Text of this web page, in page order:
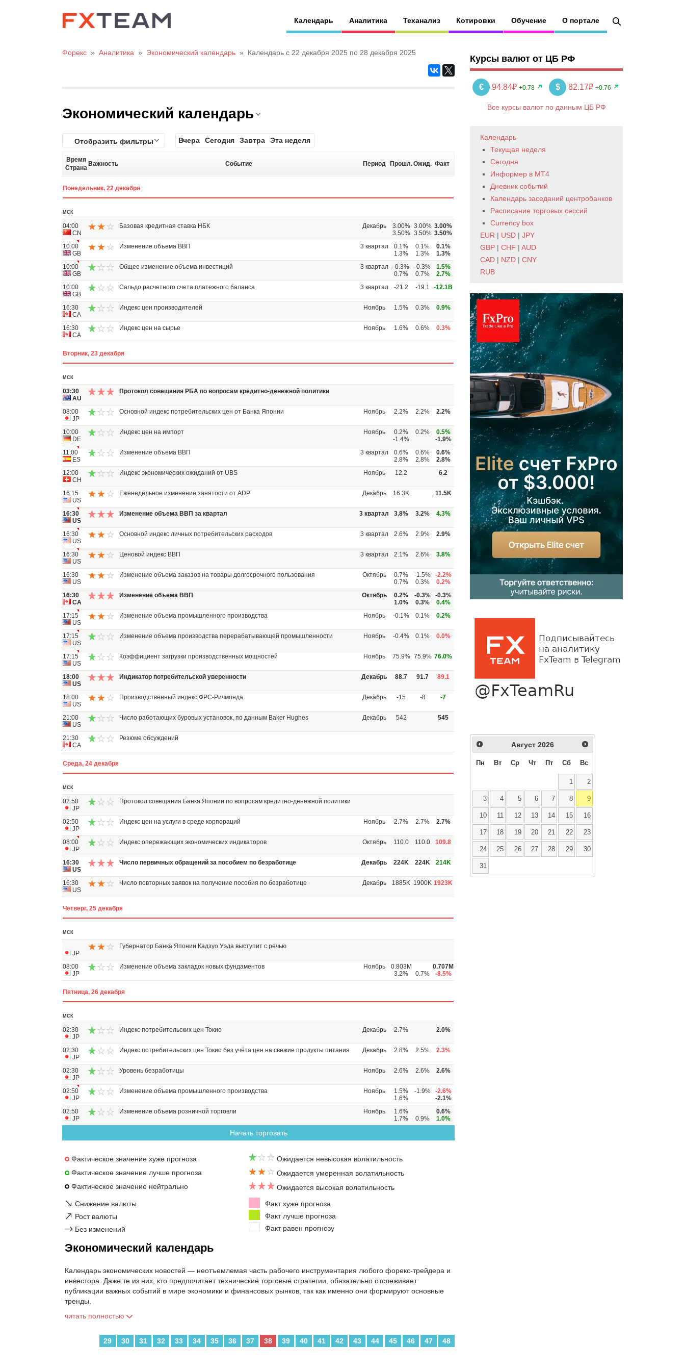
Календарь Аналитика Теханализ Котировки Обучение О портале
Форекс » Аналитика » Экономический календарь » Календарь с 22 декабря 2025 по 28 декабря 2025
Экономический календарь
Отобразить фильтры Вчера Сегодня Завтра Эта неделя
Время
Страна
Важность Событие Период Прошл.Ожид. Факт
Понедельник, 22 декабря
МСК
04:00
CN
Базовая кредитная ставка НБК Декабрь
3.00%
3.50%
3.00%
3.50%
3.00%
3.50%
10:00
GB
Изменение объема ВВП 3 квартал
0.1%
1.3%
0.1%
1.3%
0.1%
1.3%
10:00
GB
Общее изменение объема инвестиций 3 квартал
-0.3%
0.7%
-0.3%
0.7%
1.5%
2.7%
10:00
GB
Сальдо расчетного счета платежного баланса 3 квартал -21.2 -19.1 -12.1B
16:30
CA
Индекс цен производителей Ноябрь 1.5% 0.3% 0.9%
16:30
CA
Индекс цен на сырье Ноябрь 1.6% 0.6% 0.3%
Вторник, 23 декабря
МСК
03:30
AU
Протокол совещания РБА по вопросам кредитно-денежной политики
08:00
JP
Основной индекс потребительских цен от Банка Японии Ноябрь 2.2% 2.2% 2.2%
10:00
DE
Индекс цен на импорт Ноябрь
0.2%
-1.4%
0.2%
0.5%
-1.9%
11:00
ES
Изменение объема ВВП 3 квартал
0.6%
2.8%
0.6%
2.8%
0.6%
2.8%
12:00
CH
Индекс экономических ожиданий от UBS Ноябрь 12.2 6.2
16:15
US
Еженедельное изменение занятости от ADP Декабрь 16.3K 11.5K
16:30
US
Изменение объема ВВП за квартал 3 квартал 3.8% 3.2% 4.3%
16:30
US
Основной индекс личных потребительских расходов 3 квартал 2.6% 2.9% 2.9%
16:30
US
Ценовой индекс ВВП 3 квартал 2.1% 2.6% 3.8%
16:30
US
Изменение объема заказов на товары долгосрочного пользования Октябрь
0.7%
0.7%
-1.5%
0.3%
-2.2%
0.2%
16:30
CA
Изменение объема ВВП Октябрь
0.2%
1.0%
-0.3%
0.3%
-0.3%
0.4%
17:15
US
Изменение объема промышленного производства Ноябрь -0.1% 0.1% 0.2%
17:15
US
Изменение объема производства перерабатывающей промышленности Ноябрь -0.4% 0.1% 0.0%
17:15
US
Коэффициент загрузки производственных мощностей Ноябрь 75.9% 75.9% 76.0%
18:00
US
Индикатор потребительской уверенности Декабрь 88.7 91.7 89.1
18:00
US
Производственный индекс ФРС-Ричмонда Декабрь -15 -8 -7
21:00
US
Число работающих буровых установок, по данным Baker Hughes Декабрь 542 545
21:30
CA
Резюме обсуждений
Среда, 24 декабря
МСК
02:50
JP
Протокол совещания Банка Японии по вопросам кредитно-денежной политики
02:50
JP
Индекс цен на услуги в среде корпораций Ноябрь 2.7% 2.7% 2.7%
08:00
JP
Индекс опережающих экономических индикаторов Октябрь 110.0 110.0 109.8
16:30
US
Число первичных обращений за пособием по безработице Декабрь 224K 224K 214K
16:30
US
Число повторных заявок на получение пособия по безработице Декабрь 1885K 1900K 1923K
Четверг, 25 декабря
МСК
JP
Губернатор Банка Японии Кадзуо Уэда выступит с речью
08:00
JP
Изменение объема закладок новых фундаментов Ноябрь
0.803M
3.2%
0.7%
0.707M
-8.5%
Пятница, 26 декабря
МСК
02:30
JP
Индекс потребительских цен Токио Декабрь 2.7% 2.0%
02:30
JP
Индекс потребительских цен Токио без учёта цен на свежие продукты питания Декабрь 2.8% 2.5% 2.3%
02:30
JP
Уровень безработицы Ноябрь 2.6% 2.6% 2.6%
02:50
JP
Изменение объема промышленного производства Ноябрь
1.5%
1.6%
-1.9%
-2.6%
-2.1%
02:50
JP
Изменение объема розничной торговли Ноябрь
1.6%
1.7%
0.9%
0.6%
1.0%
Начать торговать
Фактическое значение хуже прогноза
Фактическое значение лучше прогноза
Фактическое значение нейтрально
Ожидается невысокая волатильность
Ожидается умеренная волатильность
Ожидается высокая волатильность
↘ Снижение валюты
↗ Рост валюты
→ Без изменений
Факт хуже прогноза
Факт лучше прогноза
Факт равен прогнозу
Экономический календарь
Календарь экономических новостей — неотъемлемая часть рабочего инструментария любого форекс-трейдера и
инвестора. Даже те из них, кто предпочитает технические торговые стратегии, обязательно отслеживает
публикации важных событий в мире экономики и финансовых рынков, так как именно они формируют основные
тренды.
читать полностью
29 30 31 32 33 34 35 36 37 38 39 40 41 42 43 44 45 46 47 48
Курсы валют от ЦБ РФ
€ 94.84₽ +0.78 $ 82.17₽ +0.76
Все курсы валют по данным ЦБ РФ
Календарь
Текущая неделя
Сегодня
Информер в MT4
Дневник событий
Календарь заседаний центробанков
Расписание торговых сессий
Currency box
EUR | USD | JPY
GBP | CHF | AUD
CAD | NZD | CNY
RUB
Август 2026
Пн Вт Ср Чт Пт Сб Вс
1 2
3 4 5 6 7 8 9
10 11 12 13 14 15 16
17 18 19 20 21 22 23
24 25 26 27 28 29 30
31